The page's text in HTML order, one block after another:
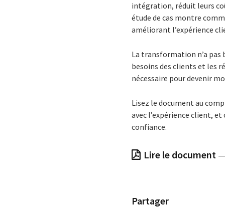
intégration, réduit leurs
étude de cas montre
améliorant l’expérience
La transformation n’a pas
besoins des clients et les
nécessaire pour devenir
Lisez le document au
avec l’expérience client,
confiance.
Lire le document
Partager